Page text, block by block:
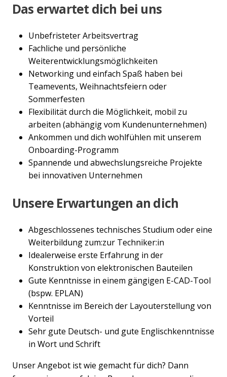
Das erwartet dich bei uns
Unbefristeter Arbeitsvertrag
Fachliche und persönliche
Weiterentwicklungsmöglichkeiten
Networking und einfach Spaß haben bei
Teamevents, Weihnachtsfeiern oder
Sommerfesten
Flexibilität durch die Möglichkeit, mobil zu
arbeiten (abhängig vom Kundenunternehmen)
Ankommen und dich wohlfühlen mit unserem
Onboarding-Programm
Spannende und abwechslungsreiche Projekte
bei innovativen Unternehmen
Unsere Erwartungen an dich
Abgeschlossenes technisches Studium oder eine
Weiterbildung zum:zur Techniker:in
Idealerweise erste Erfahrung in der
Konstruktion von elektronischen Bauteilen
Gute Kenntnisse in einem gängigen E-CAD-Tool
(bspw. EPLAN)
Kenntnisse im Bereich der Layouterstellung von
Vorteil
Sehr gute Deutsch- und gute Englischkenntnisse
in Wort und Schrift
Unser Angebot ist wie gemacht für dich? Dann